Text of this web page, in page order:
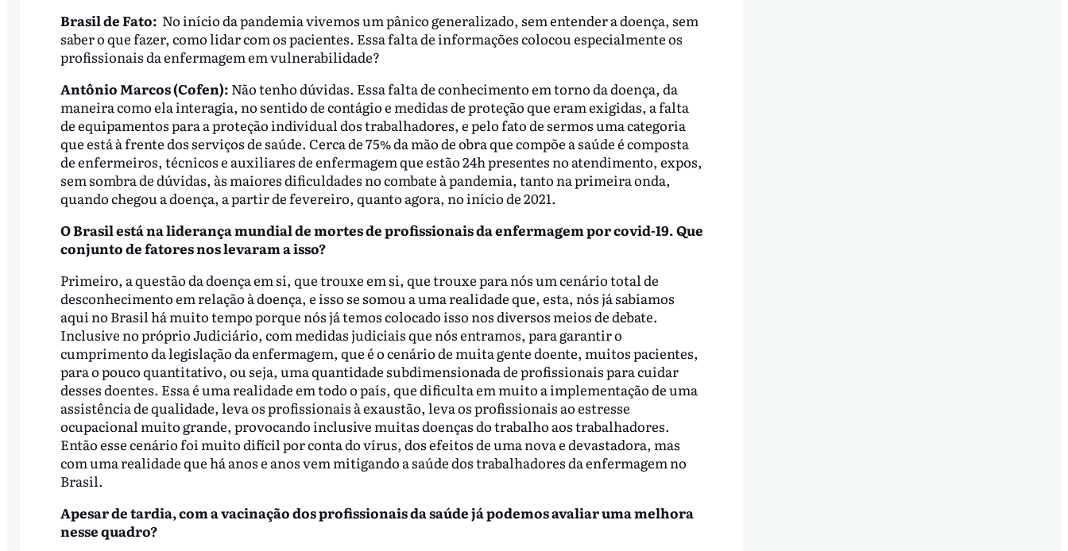
Brasil de Fato: No início da pandemia vivemos um pânico generalizado, sem entender a doença, sem
saber o que fazer, como lidar com os pacientes. Essa falta de informações colocou especialmente os
profissionais da enfermagem em vulnerabilidade?
Antônio Marcos (Cofen): Não tenho dúvidas. Essa falta de conhecimento em torno da doença, da
maneira como ela interagia, no sentido de contágio e medidas de proteção que eram exigidas, a falta
de equipamentos para a proteção individual dos trabalhadores, e pelo fato de sermos uma categoria
que está à frente dos serviços de saúde. Cerca de 75% da mão de obra que compõe a saúde é composta
de enfermeiros, técnicos e auxiliares de enfermagem que estão 24h presentes no atendimento, expos,
sem sombra de dúvidas, às maiores dificuldades no combate à pandemia, tanto na primeira onda,
quando chegou a doença, a partir de fevereiro, quanto agora, no início de 2021.
O Brasil está na liderança mundial de mortes de profissionais da enfermagem por covid-19. Que
conjunto de fatores nos levaram a isso?
Primeiro, a questão da doença em si, que trouxe em si, que trouxe para nós um cenário total de
desconhecimento em relação à doença, e isso se somou a uma realidade que, esta, nós já sabíamos
aqui no Brasil há muito tempo porque nós já temos colocado isso nos diversos meios de debate.
Inclusive no próprio Judiciário, com medidas judiciais que nós entramos, para garantir o
cumprimento da legislação da enfermagem, que é o cenário de muita gente doente, muitos pacientes,
para o pouco quantitativo, ou seja, uma quantidade subdimensionada de profissionais para cuidar
desses doentes. Essa é uma realidade em todo o país, que dificulta em muito a implementação de uma
assistência de qualidade, leva os profissionais à exaustão, leva os profissionais ao estresse
ocupacional muito grande, provocando inclusive muitas doenças do trabalho aos trabalhadores.
Então esse cenário foi muito difícil por conta do vírus, dos efeitos de uma nova e devastadora, mas
com uma realidade que há anos e anos vem mitigando a saúde dos trabalhadores da enfermagem no
Brasil.
Apesar de tardia, com a vacinação dos profissionais da saúde já podemos avaliar uma melhora
nesse quadro?